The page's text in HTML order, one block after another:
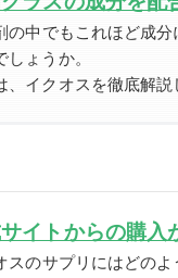
の中でもこれほど成
しょうか。
、イクオスを徹底解説
イトからの購入
スのサプリにはどの